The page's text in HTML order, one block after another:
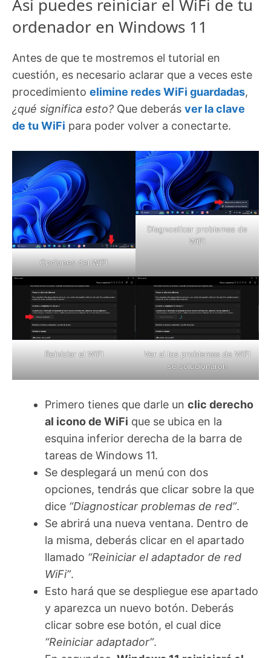
Así puedes reiniciar el WiFi de tu
ordenador en Windows 11
Antes de que te mostremos el tutorial en
cuestión, es necesario aclarar que a veces este
procedimiento elimine redes WiFi guardadas,
¿qué significa esto? Que deberás ver la clave
de tu WiFi para poder volver a conectarte.
Opciones del WiFi
Diagnosticar problemas de
WiFi
Reiniciar el WiFi
Ver si los problemas de WiFi
se solucionaron
Primero tienes que darle un clic derecho
al icono de WiFi que se ubica en la
esquina inferior derecha de la barra de
tareas de Windows 11.
Se desplegará un menú con dos
opciones, tendrás que clicar sobre la que
dice “Diagnosticar problemas de red”.
Se abrirá una nueva ventana. Dentro de
la misma, deberás clicar en el apartado
llamado “Reiniciar el adaptador de red
WiFi”.
Esto hará que se despliegue ese apartado
y aparezca un nuevo botón. Deberás
clicar sobre ese botón, el cual dice
“Reiniciar adaptador”.